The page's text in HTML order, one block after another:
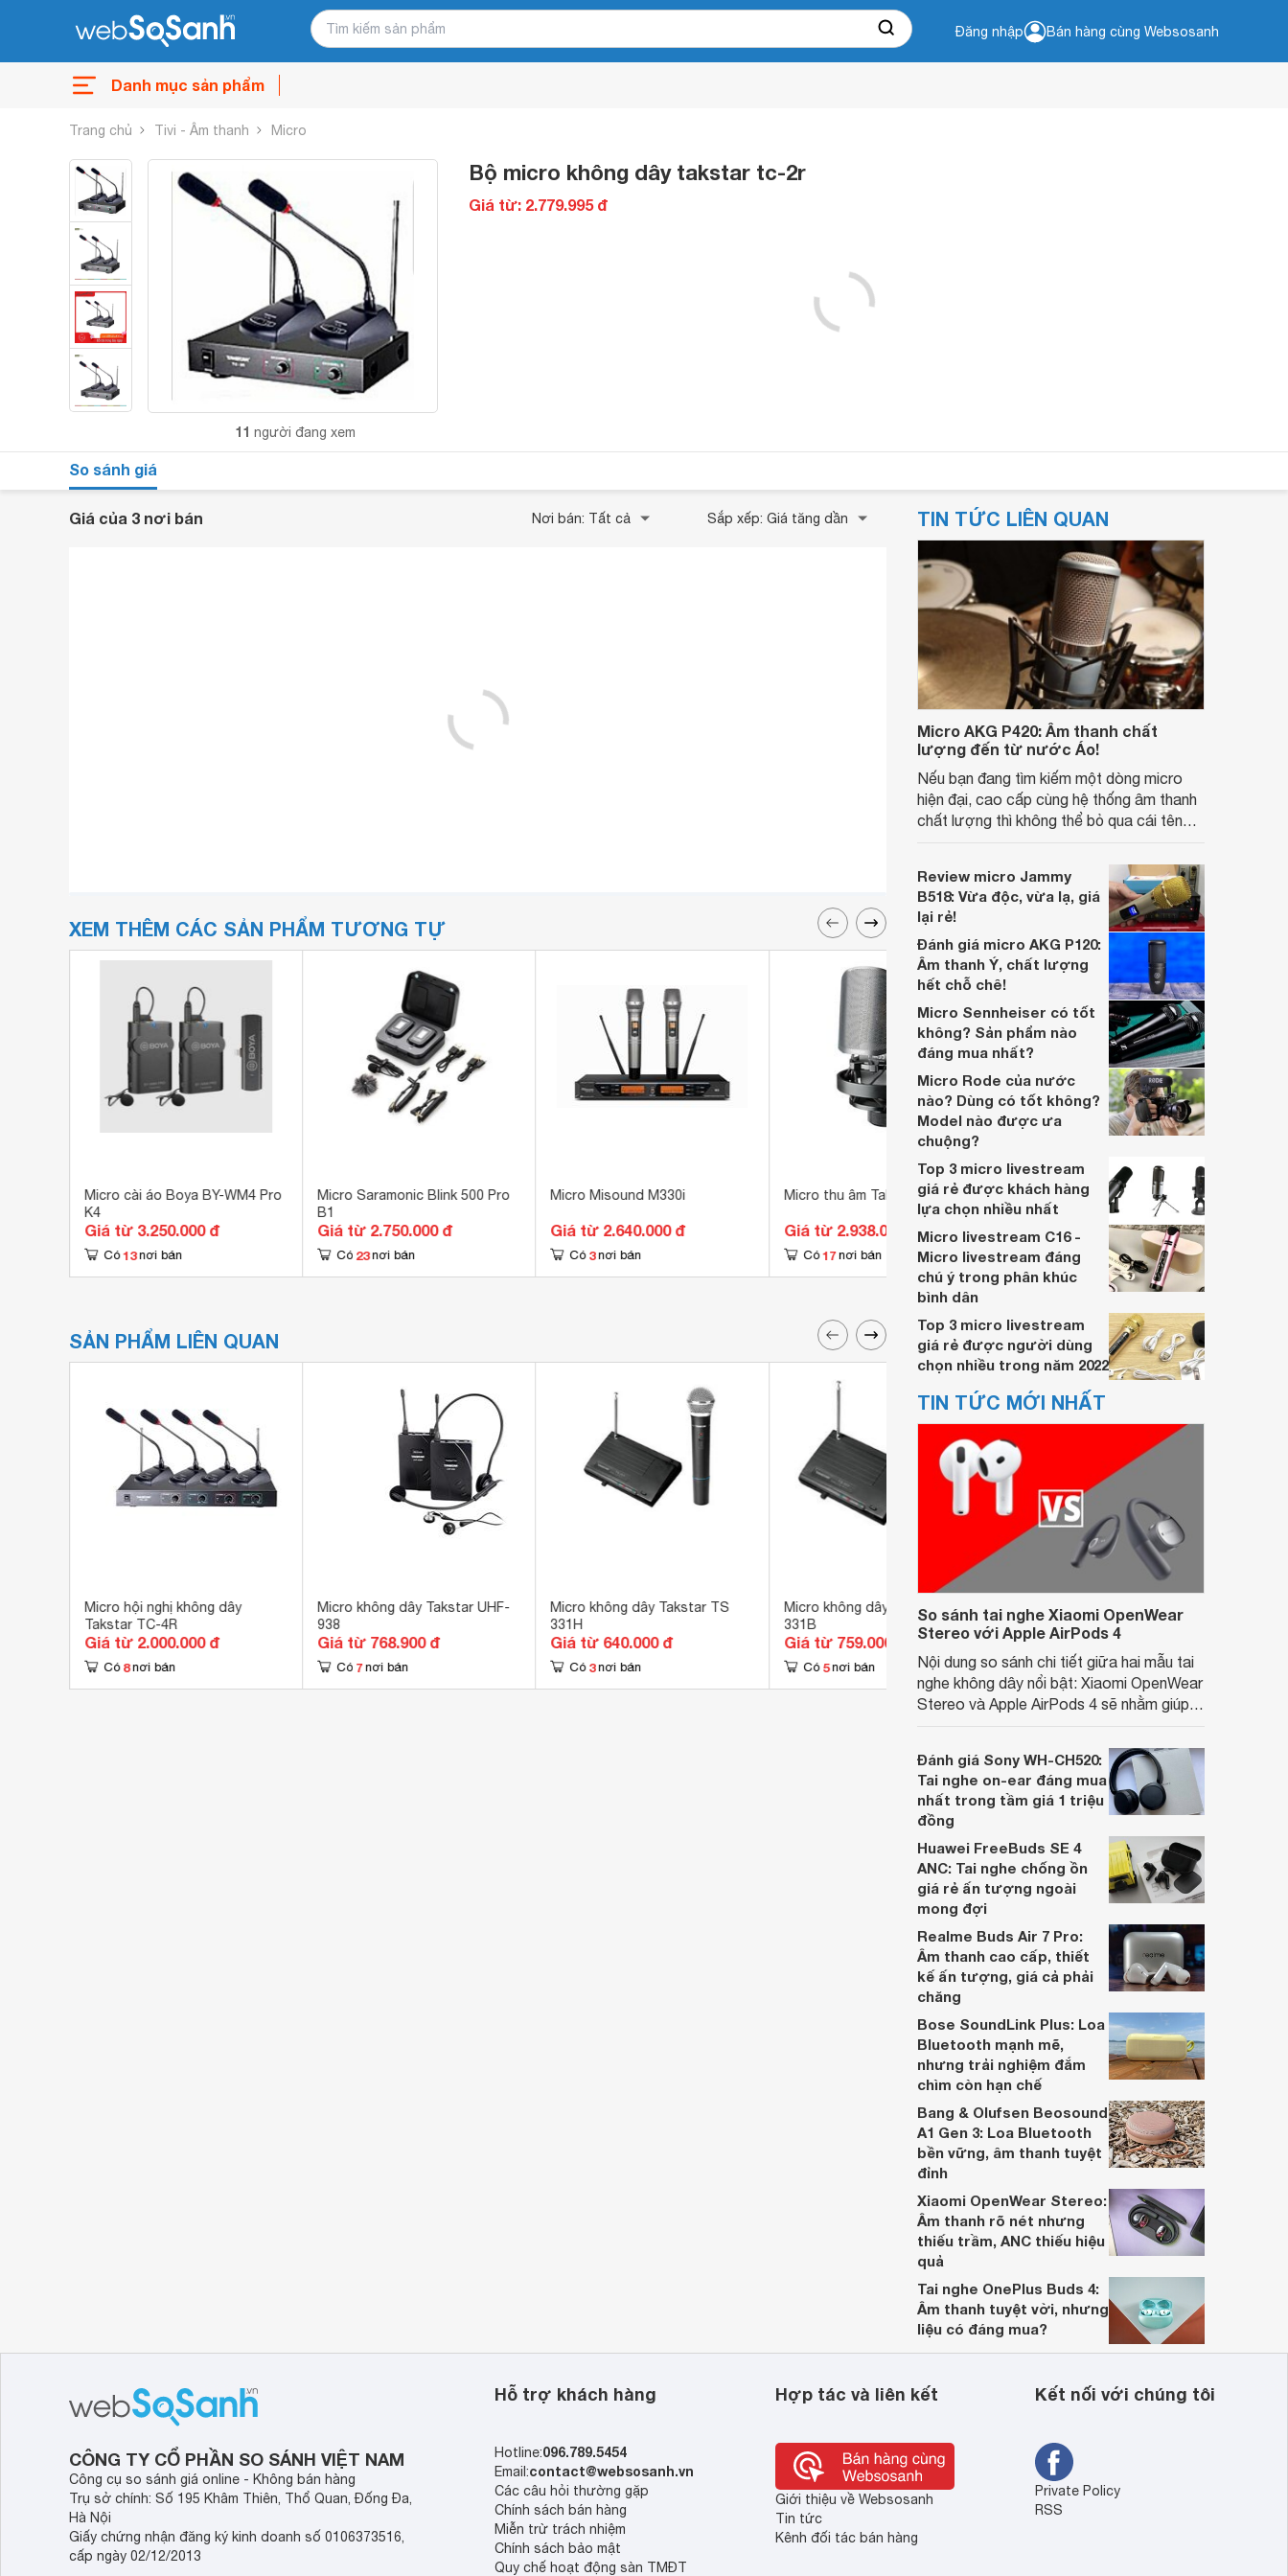
Đăng nhập Bán hàng cùng Websosanh
Danh mục sản phẩm
Trang chủ Tivi - Âm thanh Micro
11 người đang xem
Bộ micro không dây takstar tc-2r
Giá từ: 2.779.995 đ
So sánh giá
Giá của 3 nơi bán Nơi bán: Tất cả Sắp xếp: Giá tăng dần
XEM THÊM CÁC SẢN PHẨM TƯƠNG TỰ
Micro cài áo Boya BY-WM4 Pro
K4
Giá từ 3.250.000 đ
Có 13 nơi bán
Micro Saramonic Blink 500 Pro
B1
Giá từ 2.750.000 đ
Có 23 nơi bán
Micro Misound M330i
Giá từ 2.640.000 đ
Có 3 nơi bán
Micro thu âm Takstar TAK55
Giá từ 2.938.000 đ
Có 17 nơi bán
Micro mở rộng Shortgun Zoom
SGH-6
Giá từ 4.026.000 đ
Có 1 nơi bán
SẢN PHẨM LIÊN QUAN
Micro hội nghị không dây
Takstar TC-4R
Giá từ 2.000.000 đ
Có 8 nơi bán
Micro không dây Takstar UHF-
938
Giá từ 768.900 đ
Có 7 nơi bán
Micro không dây Takstar TS
331H
Giá từ 640.000 đ
Có 3 nơi bán
Micro không dây Takstar TS-
331B
Giá từ 759.000 đ
Có 5 nơi bán
Micro không dây Takstar TS-
6700HH
Giá từ 2.255.000 đ
Có 5 nơi bán
TIN TỨC LIÊN QUAN
Micro AKG P420: Âm thanh chất
lượng đến từ nước Áo!
Nếu bạn đang tìm kiếm một dòng micro
hiện đại, cao cấp cùng hệ thống âm thanh
chất lượng thì không thể bỏ qua cái tên
giá tổng quan về mẫu dòng micro này.
Review micro Jammy
B518: Vừa độc, vừa lạ, giá
lại rẻ!
Đánh giá micro AKG P120:
Âm thanh Ý, chất lượng
hết chỗ chê!
Micro Sennheiser có tốt
không? Sản phẩm nào
đáng mua nhất?
Micro Rode của nước
nào? Dùng có tốt không?
Model nào được ưa
chuộng?
Top 3 micro livestream
giá rẻ được khách hàng
lựa chọn nhiều nhất
Micro livestream C16 -
Micro livestream đáng
chú ý trong phân khúc
bình dân
Top 3 micro livestream
giá rẻ được người dùng
chọn nhiều trong năm 2022
TIN TỨC MỚI NHẤT
So sánh tai nghe Xiaomi OpenWear
Stereo với Apple AirPods 4
Nội dung so sánh chi tiết giữa hai mẫu tai
nghe không dây nổi bật: Xiaomi OpenWear
Stereo và Apple AirPods 4 sẽ nhằm giúp
dựa trên nhu cầu và sở thích cá nhân. Cả
hai đều là sản phẩm chất lượng cao,
nhưng hướng tới đối tượng khách hàng
khác nhau.
Đánh giá Sony WH-CH520:
Tai nghe on-ear đáng mua
nhất trong tầm giá 1 triệu
đồng
Huawei FreeBuds SE 4
ANC: Tai nghe chống ồn
giá rẻ ấn tượng ngoài
mong đợi
Realme Buds Air 7 Pro:
Âm thanh cao cấp, thiết
kế ấn tượng, giá cả phải
chăng
Bose SoundLink Plus: Loa
Bluetooth mạnh mẽ,
nhưng trải nghiệm đắm
chìm còn hạn chế
Bang & Olufsen Beosound
A1 Gen 3: Loa Bluetooth
bền vững, âm thanh tuyệt
đỉnh
Xiaomi OpenWear Stereo:
Âm thanh rõ nét nhưng
thiếu trầm, ANC thiếu hiệu
quả
Tai nghe OnePlus Buds 4:
Âm thanh tuyệt vời, nhưng
liệu có đáng mua?
CÔNG TY CỔ PHẦN SO SÁNH VIỆT NAM
Công cụ so sánh giá online - Không bán hàng
Trụ sở chính: Số 195 Khâm Thiên, Thổ Quan, Đống Đa,
Hà Nội
Giấy chứng nhận đăng ký kinh doanh số 0106373516,
cấp ngày 02/12/2013
Hỗ trợ khách hàng
Hotline:096.789.5454
Email:contact@websosanh.vn
Các câu hỏi thường gặp
Chính sách bán hàng
Miễn trừ trách nhiệm
Chính sách bảo mật
Quy chế hoạt động sàn TMĐT
Hợp tác và liên kết
Giới thiệu về Websosanh
Tin tức
Kênh đối tác bán hàng
Kết nối với chúng tôi
Private Policy
RSS